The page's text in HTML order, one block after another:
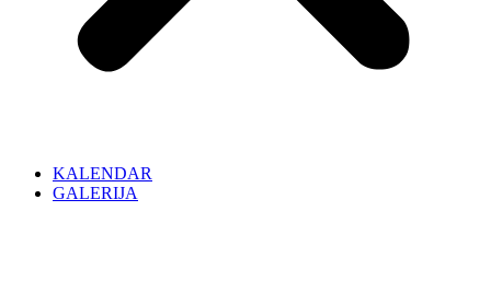
KALENDAR
GALERIJA